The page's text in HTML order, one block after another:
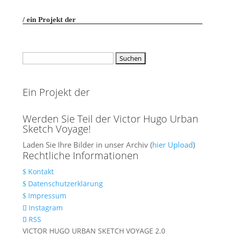
ein Projekt der
Ein Projekt der
Werden Sie Teil der Victor Hugo Urban
Sketch Voyage!
Laden Sie Ihre Bil­der in unser Archiv (hier Upload)
Rechtliche Informationen
Kontakt
Datenschutzerklärung
Impressum
Instagram
RSS
VICTOR HUGO URBAN SKETCH VOYAGE 2.0